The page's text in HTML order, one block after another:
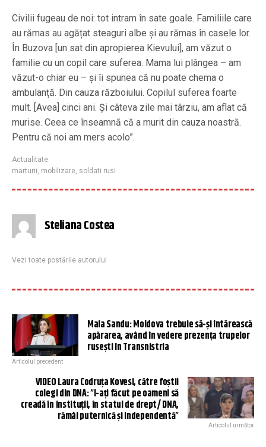
Civilii fugeau de noi: tot intram în sate goale. Familiile care
au rămas au agățat steaguri albe și au rămas în casele lor.
În Buzova [un sat din apropierea Kievului], am văzut o
familie cu un copil care suferea. Mama lui plângea – am
văzut-o chiar eu – și îi spunea că nu poate chema o
ambulanță. Din cauza războiului. Copilul suferea foarte
mult. [Avea] cinci ani. Și câteva zile mai târziu, am aflat că
murise. Ceea ce înseamnă că a murit din cauza noastră.
Pentru că noi am mers acolo”.
Actualitate
marturii, mobilizare, soldati rusi
Steliana Costea
Vezi toate postările autorului
Maia Sandu: Moldova trebuie să-și întărească
apărarea, având în vedere prezența trupelor
rusești în Transnistria
Articolul precedent
VIDEO Laura Codruța Kovesi, către foștii
colegi din DNA: ”I-ați făcut pe oameni să
creadă în instituții, în statul de drept/ DNA,
rămâi puternică și independentă”
Articolul următor